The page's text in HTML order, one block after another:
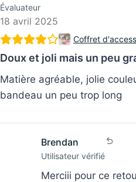
Évaluateur
18 avril 2025
Coffret
Doux et joli mais un peu
Matière agréable, jolie
bandeau un peu trop long
Brendan
Utilisateur vérifié
Merciii pour ce